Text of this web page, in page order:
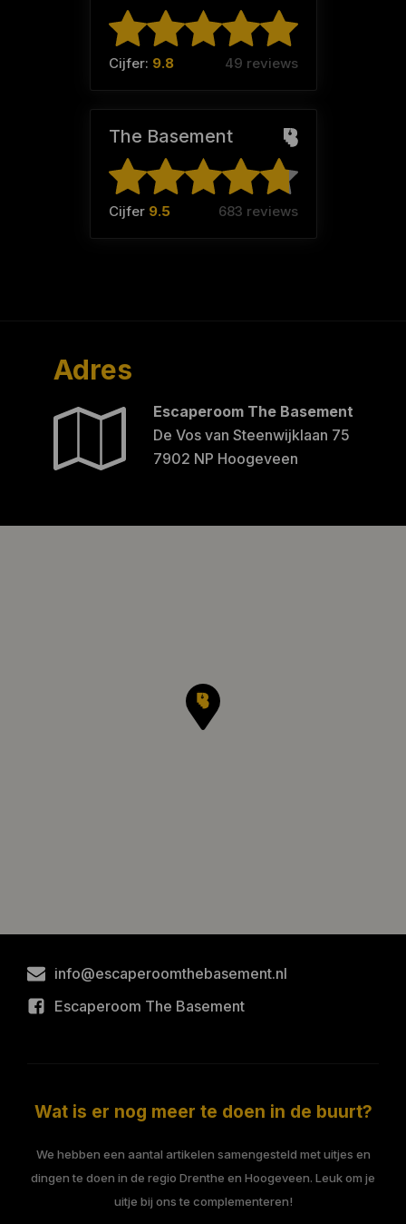
Cijfer: 9.8 49 reviews
The Basement
Cijfer 9.5 683 reviews
Adres
Escaperoom The Basement
De Vos van Steenwijklaan 75
7902 NP Hoogeveen
info@escaperoomthebasement.nl
Escaperoom The Basement
Wat is er nog meer te doen in de buurt?
We hebben een aantal artikelen samengesteld met uitjes en
dingen te doen in de regio Drenthe en Hoogeveen. Leuk om je
uitje bij ons te complementeren!